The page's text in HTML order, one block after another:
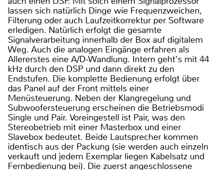
lassen sich natürlich Dinge wie Frequenzweichen,
Filterung oder auch Laufzeitkorrektur per Software
erledigen. Natürlich erfolgt die gesamte
Signalverarbeitung innerhalb der Box auf digitalem
Weg. Auch die analogen Eingänge erfahren als
Allererstes eine A/D-Wandlung. Intern geht‘s mit 44
kHz durch den DSP und dann direkt zu den
Endstufen. Die komplette Bedienung erfolgt über
das Panel auf der Front mittels einer
Menüsteuerung. Neben der Klangregelung und
Subwoofersteuerung erscheinen die Betriebsmodi
Single und Pair. Voreingestell ist Pair, was den
Stereobetrieb mit einer Masterbox und einer
Slavebox bedeutet. Beide Lautsprecher kommen
identisch aus der Packung (sie werden auch einzeln
verkauft und jedem Exemplar liegen Kabelsatz und
Fernbedienung bei). Die zuerst angeschlossene